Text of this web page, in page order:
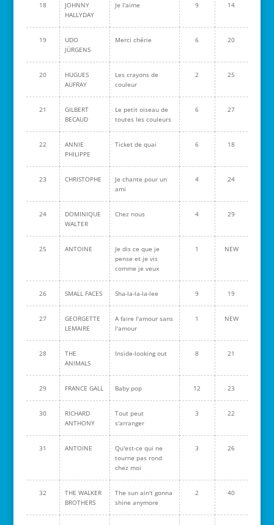
18
JOHNNY
HALLYDAY
Je l'aime 9 14
19
UDO
JÜRGENS
Merci chérie 6 20
20
HUGUES
AUFRAY
Les crayons de
couleur
2 25
21
GILBERT
BECAUD
Le petit oiseau de
toutes les couleurs
6 27
22
ANNIE
PHILIPPE
Ticket de quai 6 18
23 CHRISTOPHE
Je chante pour un
ami
4 24
24
DOMINIQUE
WALTER
Chez nous 4 29
25 ANTOINE
Je dis ce que je
pense et je vis
comme je veux
1 NEW
26 SMALL FACES Sha-la-la-la-lee 9 19
27
GEORGETTE
LEMAIRE
A faire l'amour sans
l'amour
1 NEW
28
THE
ANIMALS
Inside-looking out 8 21
29 FRANCE GALL Baby pop 12 23
30
RICHARD
ANTHONY
Tout peut
s'arranger
3 22
31 ANTOINE
Qu'est-ce qui ne
tourne pas rond
chez moi
3 26
32
THE WALKER
BROTHERS
The sun ain't gonna
shine anymore
2 40